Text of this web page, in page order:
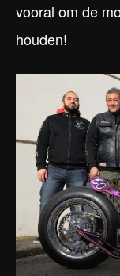
vooral om de
houden!